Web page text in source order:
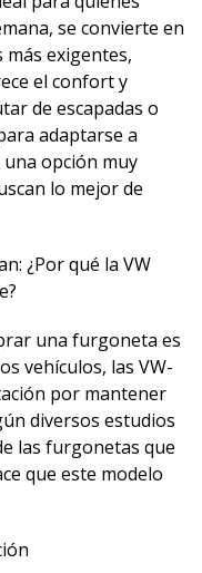
se convierte en
exigentes,
el confort y
de escapadas o
adaptarse a
opción muy
lo mejor de
¿Por qué la VW
una furgoneta es
vehículos, las VW-
por mantener
diversos estudios
las furgonetas que
que este modelo